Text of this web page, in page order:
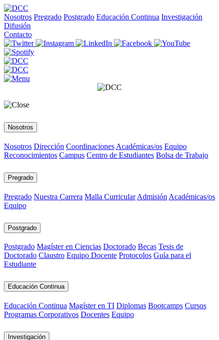
Nosotros Pregrado Postgrado Educación Continua Investigación
Difusión
Contacto
Nosotros
Nosotros Dirección Coordinaciones Académicas/os Equipo
Reconocimientos Campus Centro de Estudiantes Bolsa de Trabajo
Pregrado
Pregrado Nuestra Carrera Malla Curricular Admisión Académicas/os
Equipo
Postgrado
Postgrado Magíster en Ciencias Doctorado Becas Tesis de
Doctorado Claustro Equipo Docente Protocolos Guía para el
Estudiante
Educación Continua
Educación Continua Magíster en TI Diplomas Bootcamps Cursos
Programas Corporativos Docentes Equipo
Investigación